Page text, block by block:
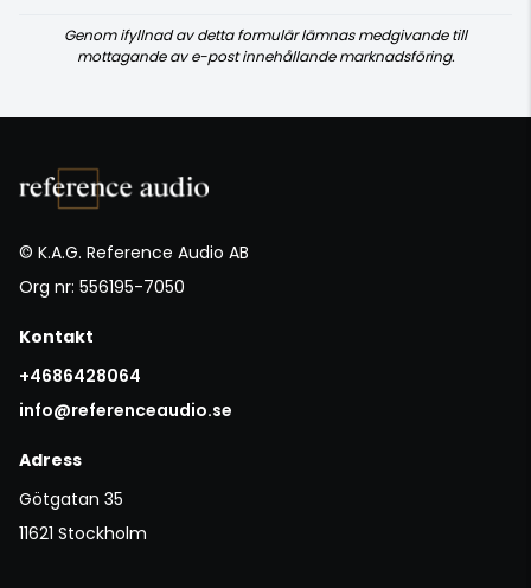
Genom ifyllnad av detta formulär lämnas medgivande till
mottagande av e-post innehållande marknadsföring.
© K.A.G. Reference Audio AB
Org nr: 556195-7050
Kontakt
+4686428064
info@referenceaudio.se
Adress
Götgatan 35
11621 Stockholm